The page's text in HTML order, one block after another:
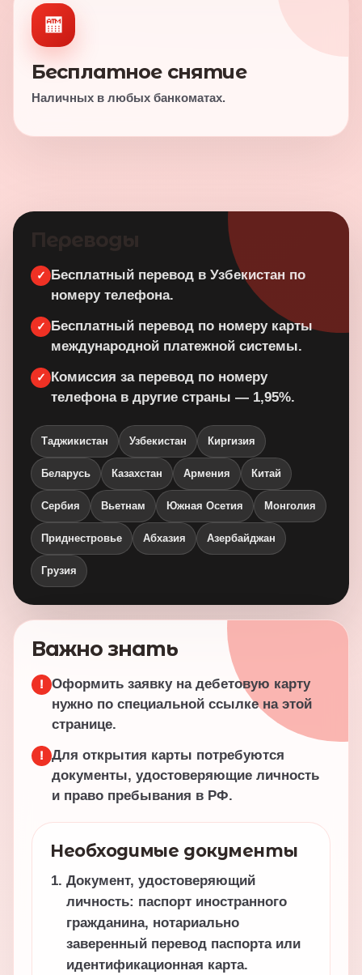
🏧
Бесплатное снятие
Наличных в любых банкоматах.
✓
Бесплатный перевод в Узбекистан по
номеру телефона.
✓
Бесплатный перевод по номеру карты
международной платежной системы.
✓
Комиссия за перевод по номеру
телефона в другие страны — 1,95%.
Таджикистан Узбекистан Киргизия
Беларусь Казахстан Армения Китай
Сербия Вьетнам Южная Осетия Монголия
Приднестровье Абхазия Азербайджан
Грузия
Важно знать
!
Оформить заявку на дебетовую карту
нужно по специальной ссылке на этой
странице.
!
Для открытия карты потребуются
документы, удостоверяющие личность
и право пребывания в РФ.
Необходимые документы
Документ, удостоверяющий
личность: паспорт иностранного
гражданина, нотариально
заверенный перевод паспорта или
идентификационная карта.